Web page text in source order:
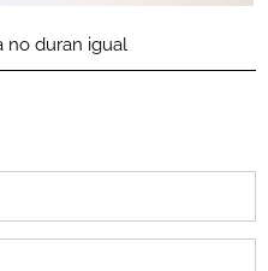
no duran igual